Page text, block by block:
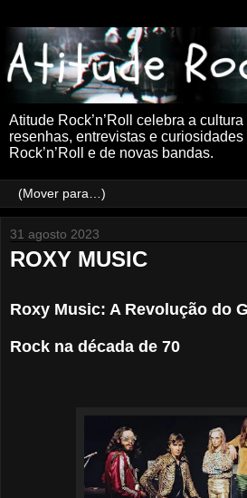
Atitude Rock’n’Roll celebra a
resenhas, entrevistas e
Rock’n’Roll e de novas bandas.
31 agosto 2023
ROXY MUSIC
Roxy Music: A Revolução do
Rock na década de 70